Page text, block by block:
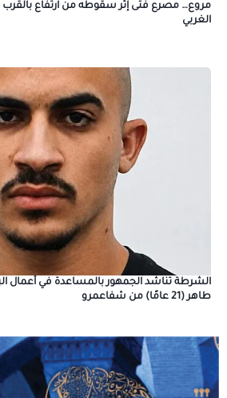
مروع… مصرع فتى إثر سقوطه من ارتفاع
الغربي
الشرطة تناشد الجمهور بالمساعدة في
طاهر (21 عامًا) من شفاعمرو